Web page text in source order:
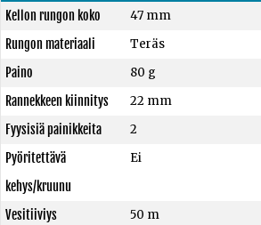
Kellon rungon koko
47 mm
Rungon materiaali
Teräs
Paino
80 g
Rannekkeen kiinnitys
22 mm
Fyysisiä painikkeita
2
Pyöritettävä
kehys/kruunu
Ei
Vesitiiviys 50 m